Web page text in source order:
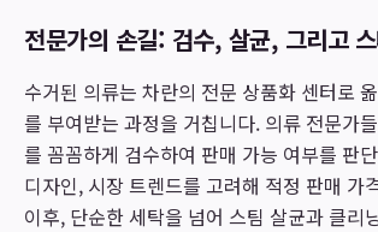
전문가의 손길: 검수, 살균, 그리고
수거된 의류는 차란의 전문 상품화 센터로
를 부여받는 과정을 거칩니다. 의류 전문가
를 꼼꼼하게 검수하여 판매 가능 여부를 판
디자인, 시장 트렌드를 고려해 적정 판매 가
이후, 단순한 세탁을 넘어 스팀 살균과 클리